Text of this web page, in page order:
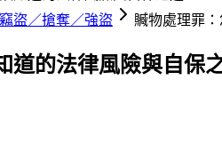
竊盜／搶奪／強盜 贓物處理罪
道的法律風險與自保